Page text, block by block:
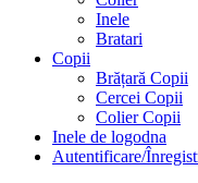
Inele
Bratari
Copii
Brățară Copii
Cercei Copii
Colier Copii
Inele de logodna
Autentificare/